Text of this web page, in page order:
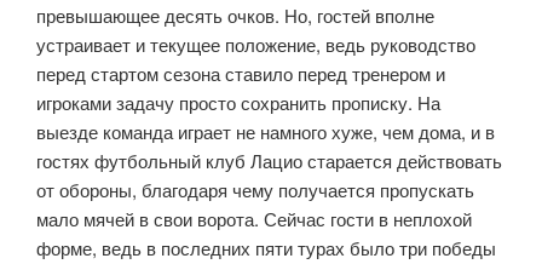
превышающее десять очков. Но, гостей вполне
устраивает и текущее положение, ведь руководство
перед стартом сезона ставило перед тренером и
игроками задачу просто сохранить прописку. На
выезде команда играет не намного хуже, чем дома, и в
гостях футбольный клуб Лацио старается действовать
от обороны, благодаря чему получается пропускать
мало мячей в свои ворота. Сейчас гости в неплохой
форме, ведь в последних пяти турах было три победы